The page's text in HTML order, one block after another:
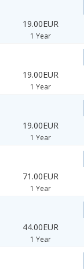
19.00EUR
1 Year
19.00EUR
1 Year
19.00EUR
1 Year
71.00EUR
1 Year
44.00EUR
1 Year